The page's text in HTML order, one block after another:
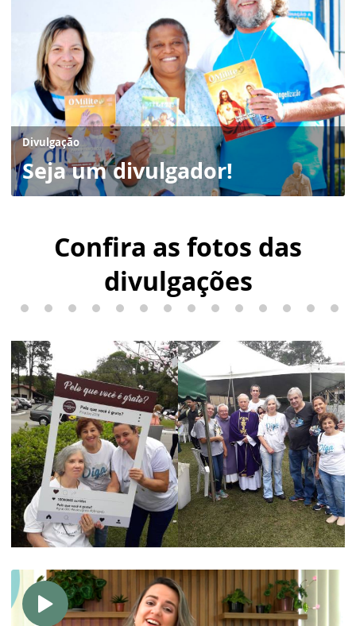
Divulgação
Seja um divulgador!
Confira as fotos das
divulgações